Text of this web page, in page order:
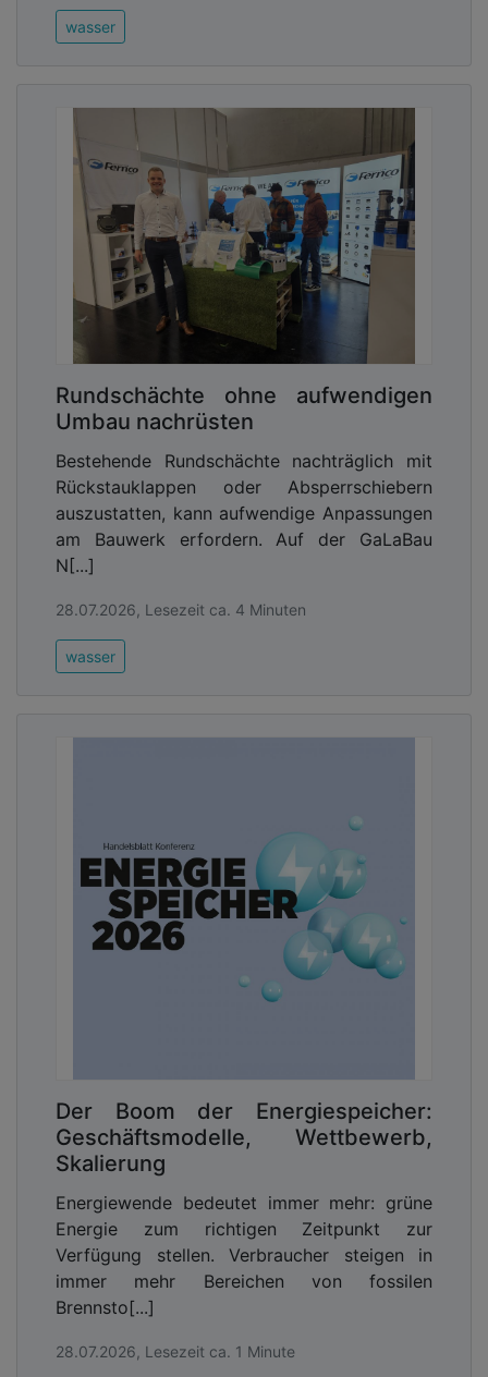
wasser
Rundschächte ohne aufwendigen
Umbau nachrüsten
Bestehende Rundschächte nachträglich mit
Rückstauklappen oder Absperrschiebern
auszustatten, kann aufwendige Anpassungen
am Bauwerk erfordern. Auf der GaLaBau
N[...]
28.07.2026, Lesezeit ca. 4 Minuten
wasser
Der Boom der Energiespeicher:
Geschäftsmodelle, Wettbewerb,
Skalierung
Energiewende bedeutet immer mehr: grüne
Energie zum richtigen Zeitpunkt zur
Verfügung stellen. Verbraucher steigen in
immer mehr Bereichen von fossilen
Brennsto[...]
28.07.2026, Lesezeit ca. 1 Minute